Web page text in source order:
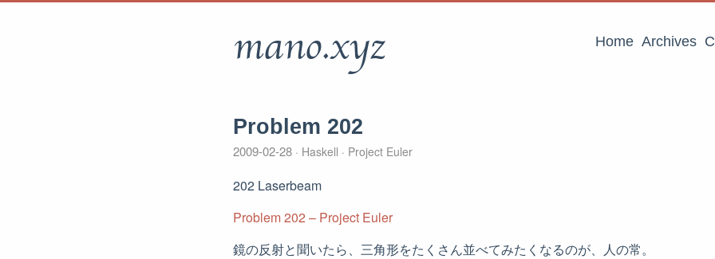
mano.xyz Home Archives
Problem 202
2009-02-28 Haskell Project Euler
202 Laserbeam
Problem 202 – Project Euler
鏡の反射と聞いたら、三角形をたくさん並べてみたくなるのが、人の常。